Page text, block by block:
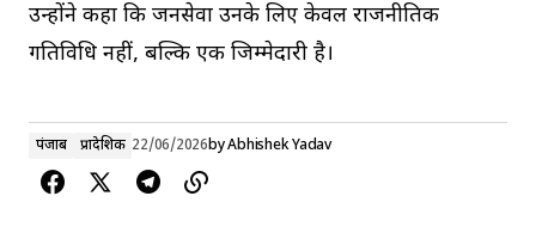
उन्होंने कहा कि जनसेवा उनके लिए केवल राजनीतिक
गतिविधि नहीं, बल्कि एक जिम्मेदारी है।
पंजाब प्रादेशिक 22/06/2026byAbhishek Yadav